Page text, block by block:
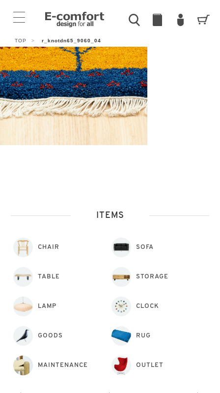
TOP > r_knotdn65_9060_04
ITEMS
CHAIR SOFA
TABLE STORAGE
LAMP CLOCK
GOODS RUG
MAINTENANCE OUTLET